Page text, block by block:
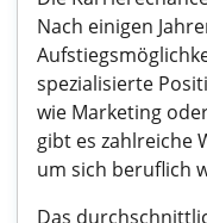
Nach einigen
spezialisierte
wie Marketing
gibt es zahlreiche
um sich beruflich
Das